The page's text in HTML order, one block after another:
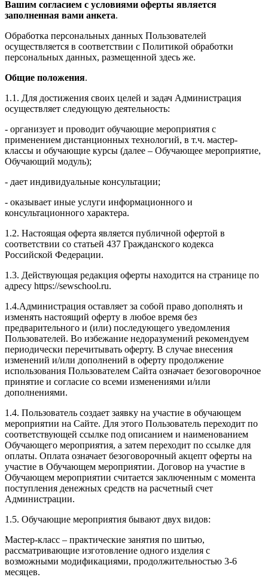
Вашим согласием с условиями оферты является
заполненная вами анкета.
Обработка персональных данных Пользователей
осуществляется в соответствии с Политикой обработки
персональных данных, размещенной здесь же.
Общие положения.
1.1. Для достижения своих целей и задач Администрация
осуществляет следующую деятельность:
- организует и проводит обучающие мероприятия с
применением дистанционных технологий, в т.ч. мастер-
классы и обучающие курсы (далее – Обучающее мероприятие,
Обучающий модуль);
- дает индивидуальные консультации;
- оказывает иные услуги информационного и
консультационного характера.
1.2. Настоящая оферта является публичной офертой в
соответствии со статьей 437 Гражданского кодекса
Российской Федерации.
1.3. Действующая редакция оферты находится на странице по
адресу https://sewschool.ru.
1.4.Администрация оставляет за собой право дополнять и
изменять настоящий оферту в любое время без
предварительного и (или) последующего уведомления
Пользователей. Во избежание недоразумений рекомендуем
периодически перечитывать оферту. В случае внесения
изменений и/или дополнений в оферту продолжение
использования Пользователем Сайта означает безоговорочное
принятие и согласие со всеми изменениями и/или
дополнениями.
1.4. Пользователь создает заявку на участие в обучающем
мероприятии на Сайте. Для этого Пользователь переходит по
соответствующей ссылке под описанием и наименованием
Обучающего мероприятия, а затем переходит по ссылке для
оплаты. Оплата означает безоговорочный акцепт оферты на
участие в Обучающем мероприятии. Договор на участие в
Обучающем мероприятии считается заключенным с момента
поступления денежных средств на расчетный счет
Администрации.
1.5. Обучающие мероприятия бывают двух видов:
Мастер-класс – практические занятия по шитью,
рассматривающие изготовление одного изделия с
возможными модификациями, продолжительностью 3-6
месяцев.